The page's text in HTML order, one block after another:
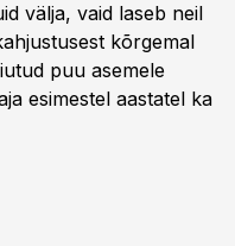
välja, vaid laseb neil
kõrgemal
puu asemele
esimestel aastatel ka